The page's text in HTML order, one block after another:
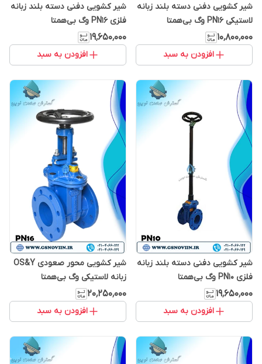
شیر کشویی دفنی دسته بلند زبانه
لاستیکی PN16 وگ بی‌همتا
۱۰٬۸۰۰٬۰۰۰
افزودن به سبد
شیر کشویی دفنی دسته بلند زبانه
فلزی PN16 وگ بی‌همتا
۱۹٬۶۵۰٬۰۰۰
افزودن به سبد
شیر کشویی دفنی دسته بلند زبانه
فلزی PN10 وگ بی‌همتا
۱۹٬۶۵۰٬۰۰۰
افزودن به سبد
شیر کشویی محور صعودی OS&Y
زبانه لاستیکی وگ بی‌همتا
۲۰٬۲۵۰٬۰۰۰
افزودن به سبد